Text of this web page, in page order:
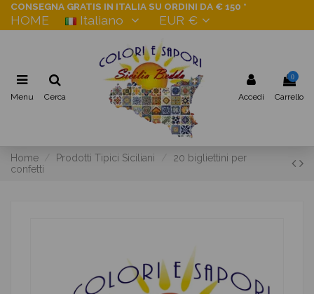
CONSEGNA GRATIS IN ITALIA SU ORDINI DA € 150 *
HOME Italiano EUR €
Menu Cerca Accedi
0
Carrello
Home Prodotti Tipici Siciliani
20 bigliettini per
confetti